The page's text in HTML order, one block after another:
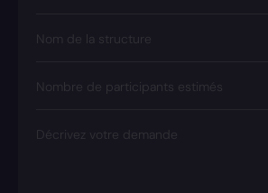
Nom de la structure
Nombre de participants estimés
Décrivez votre demande